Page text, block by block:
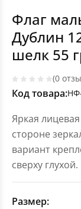
Флаг
Дублин
шелк 55
(0
Код товара:
Яркая
стороне
вариант
сверху
Размер: